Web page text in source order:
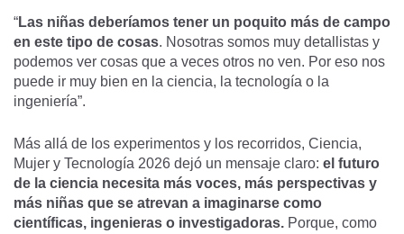
“Las niñas deberíamos tener un poquito más de campo
en este tipo de cosas. Nosotras somos muy detallistas y
podemos ver cosas que a veces otros no ven. Por eso nos
puede ir muy bien en la ciencia, la tecnología o la
ingeniería”.
Más allá de los experimentos y los recorridos, Ciencia,
Mujer y Tecnología 2026 dejó un mensaje claro: el futuro
de la ciencia necesita más voces, más perspectivas y
más niñas que se atrevan a imaginarse como
científicas, ingenieras o investigadoras. Porque, como